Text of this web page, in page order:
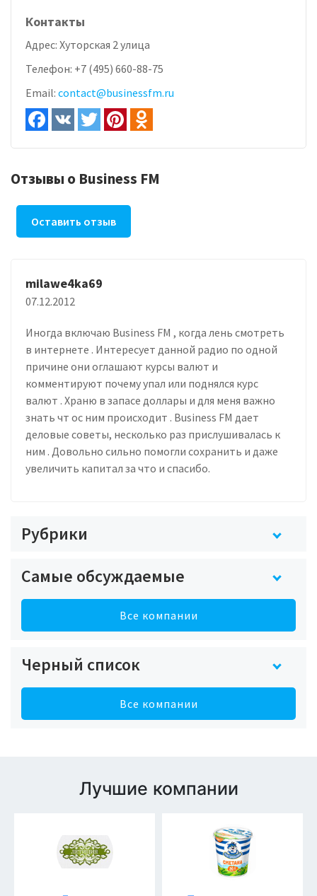
Контакты
Адрес: Хуторская 2 улица
Телефон: +7 (495) 660-88-75
Email: contact@businessfm.ru
Отзывы о Business FM
Оставить отзыв
milawe4ka69
07.12.2012
Иногда включаю Business FM , когда лень смотреть
в интернете . Интересует данной радио по одной
причине они оглашают курсы валют и
комментируют почему упал или поднялся курс
валют . Храню в запасе доллары и для меня важно
знать чт ос ним происходит . Business FM дает
деловые советы, несколько раз прислушивалась к
ним . Довольно сильно помогли сохранить и даже
увеличить капитал за что и спасибо.
Рубрики
Самые обсуждаемые
Все компании
Черный список
Все компании
Лучшие компании